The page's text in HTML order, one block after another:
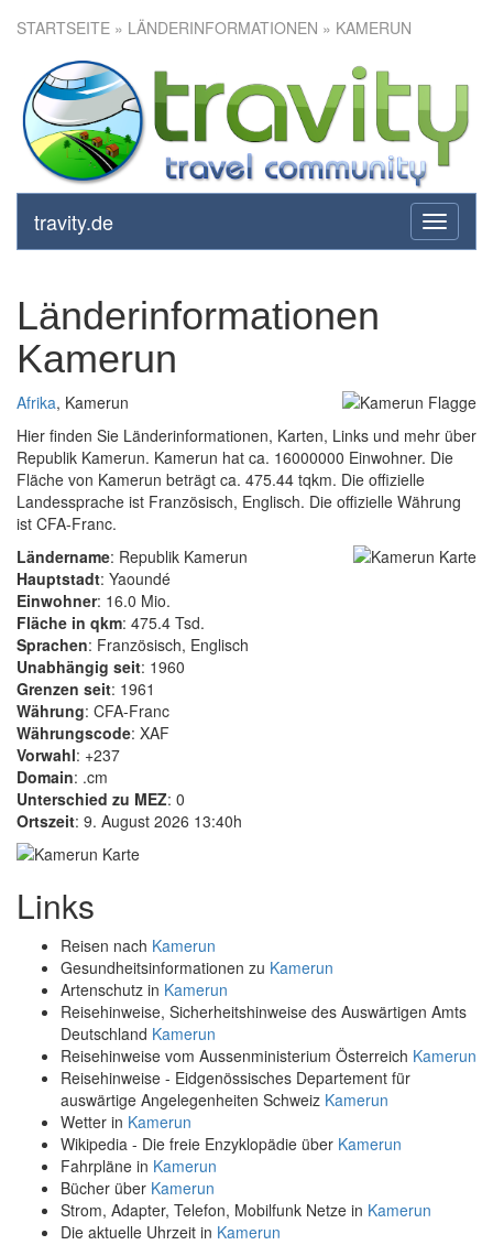
STARTSEITE » LÄNDERINFORMATIONEN » KAMERUN
toggle
travity.de
Länderinformationen
Kamerun
Afrika, Kamerun
Hier finden Sie Länderinformationen, Karten, Links und mehr über
Republik Kamerun. Kamerun hat ca. 16000000 Einwohner. Die
Fläche von Kamerun beträgt ca. 475.44 tqkm. Die offizielle
Landessprache ist Französisch, Englisch. Die offizielle Währung
ist CFA-Franc.
Ländername: Republik Kamerun
Hauptstadt: Yaoundé
Einwohner: 16.0 Mio.
Fläche in qkm: 475.4 Tsd.
Sprachen: Französisch, Englisch
Unabhängig seit: 1960
Grenzen seit: 1961
Währung: CFA-Franc
Währungscode: XAF
Vorwahl: +237
Domain: .cm
Unterschied zu MEZ: 0
Ortszeit: 9. August 2026 13:40h
Links
Reisen nach Kamerun
Gesundheitsinformationen zu Kamerun
Artenschutz in Kamerun
Reisehinweise, Sicherheitshinweise des Auswärtigen Amts
Deutschland Kamerun
Reisehinweise vom Aussenministerium Österreich Kamerun
Reisehinweise - Eidgenössisches Departement für
auswärtige Angelegenheiten Schweiz Kamerun
Wetter in Kamerun
Wikipedia - Die freie Enzyklopädie über Kamerun
Fahrpläne in Kamerun
Bücher über Kamerun
Strom, Adapter, Telefon, Mobilfunk Netze in Kamerun
Die aktuelle Uhrzeit in Kamerun